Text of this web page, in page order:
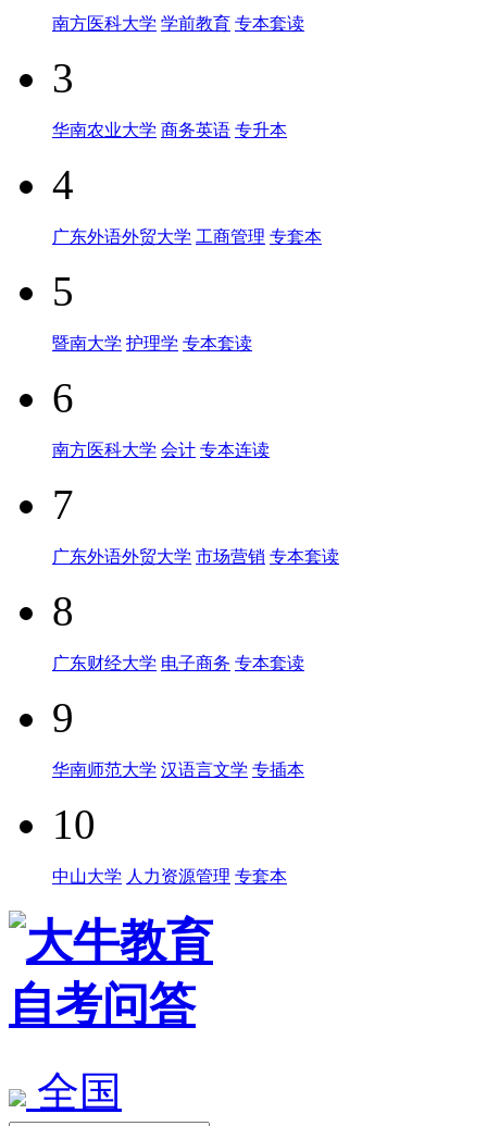
南方医科大学 学前教育 专本套读
3
华南农业大学 商务英语 专升本
4
广东外语外贸大学 工商管理 专套本
5
暨南大学 护理学 专本套读
6
南方医科大学 会计 专本连读
7
广东外语外贸大学 市场营销 专本套读
8
广东财经大学 电子商务 专本套读
9
华南师范大学 汉语言文学 专插本
10
中山大学 人力资源管理 专套本
全国